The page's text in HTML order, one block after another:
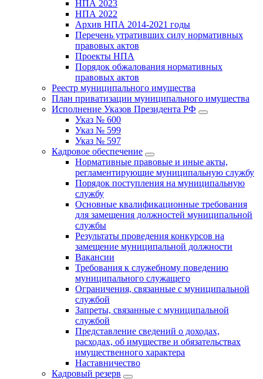
НПА 2023
НПА 2022
Архив НПА 2014-2021 годы
Перечень утративших силу нормативных
правовых актов
Проекты НПА
Порядок обжалования нормативных
правовых актов
Реестр муниципального имущества
План приватизации муниципального имущества
Исполнение Указов Президента РФ
Указ № 600
Указ № 599
Указ № 597
Кадровое обеспечение
Нормативные правовые и иные акты,
регламентирующие муниципальную службу
Порядок поступления на муниципальную
службу
Основные квалификационные требования
для замещения должностей муниципальной
службы
Результаты проведения конкурсов на
замещение муниципальной должности
Вакансии
Требования к служебному поведению
муниципального служащего
Ограничения, связанные с муниципальной
службой
Запреты, связанные с муниципальной
службой
Представление сведений о доходах,
расходах, об имуществе и обязательствах
имущественного характера
Наставничество
Кадровый резерв